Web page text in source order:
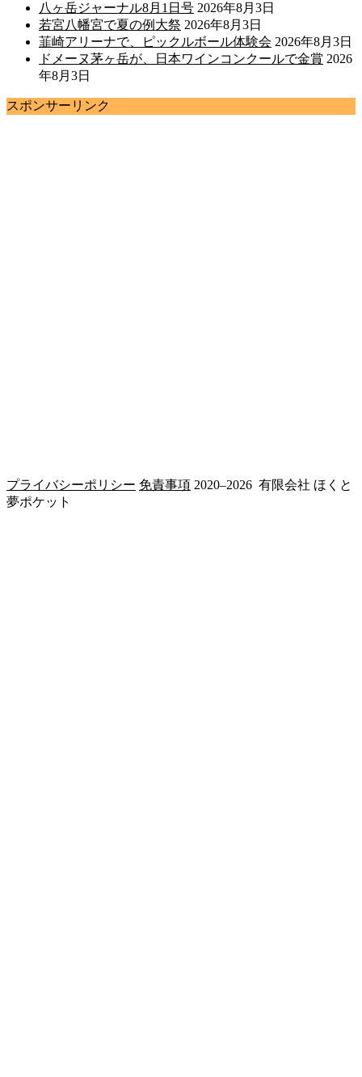
八ヶ岳ジャーナル8月1日号 2026年8月3日
若宮八幡宮で夏の例大祭 2026年8月3日
韮崎アリーナで、ピックルボール体験会 2026年8月3日
ドメーヌ茅ヶ岳が、日本ワインコンクールで金賞 2026
年8月3日
スポンサーリンク
プライバシーポリシー 免責事項 2020–2026 有限会社 ほくと
夢ポケット